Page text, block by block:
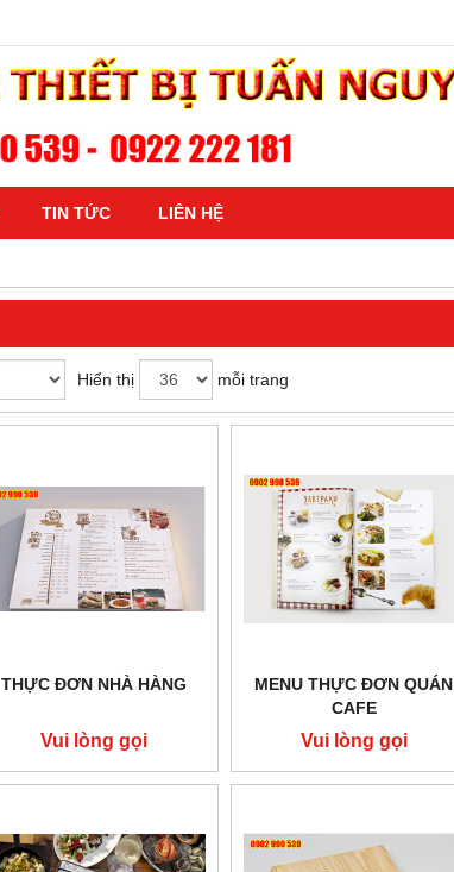
TIN TỨC LIÊN HỆ
Hiển thị mỗi trang
THỰC ĐƠN NHÀ HÀNG
Vui lòng gọi
MENU THỰC ĐƠN QUÁN
CAFE
Vui lòng gọi